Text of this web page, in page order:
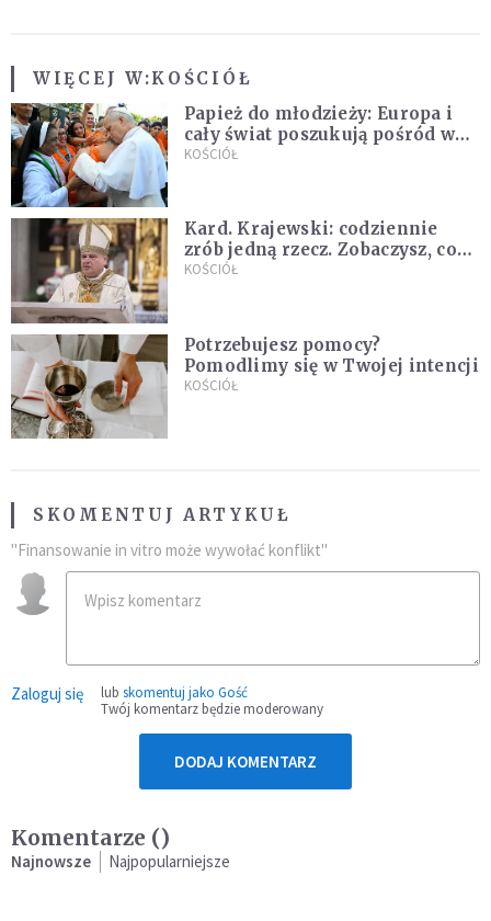
WIĘCEJ W:KOŚCIÓŁ
Papież do młodzieży: Europa i
cały świat poszukują pośród was
nowych świętych
KOŚCIÓŁ
Kard. Krajewski: codziennie
zrób jedną rzecz. Zobaczysz, co
stanie się z twoim życiem
KOŚCIÓŁ
Potrzebujesz pomocy?
Pomodlimy się w Twojej intencji
KOŚCIÓŁ
SKOMENTUJ ARTYKUŁ
"Finansowanie in vitro może wywołać konflikt"
Zaloguj się lub skomentuj jako Gość
Twój komentarz będzie moderowany
DODAJ KOMENTARZ
Komentarze ()
Najnowsze Najpopularniejsze